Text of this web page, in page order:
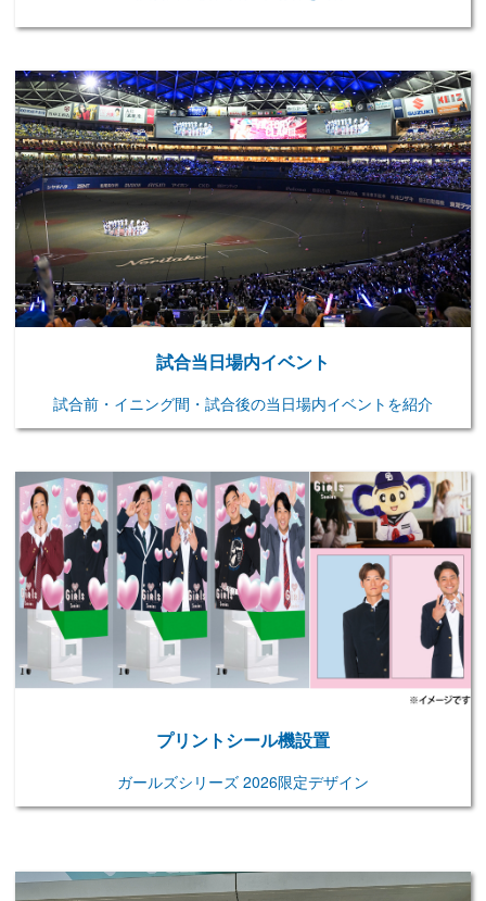
試合当日場内イベント
試合前・イニング間・試合後の当日場内イベントを紹介
プリントシール機設置
ガールズシリーズ 2026限定デザイン